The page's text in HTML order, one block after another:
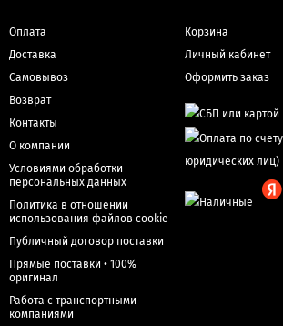
Оплата
Доставка
Самовывоз
Возврат
Контакты
О компании
Условиями обработки
персональных данных
Политика в отношении
использования файлов cookie
Публичный договор поставки
Прямые поставки • 100%
оригинал
Работа с транспортными
компаниями
Корзина
Личный кабинет
Оформить заказ